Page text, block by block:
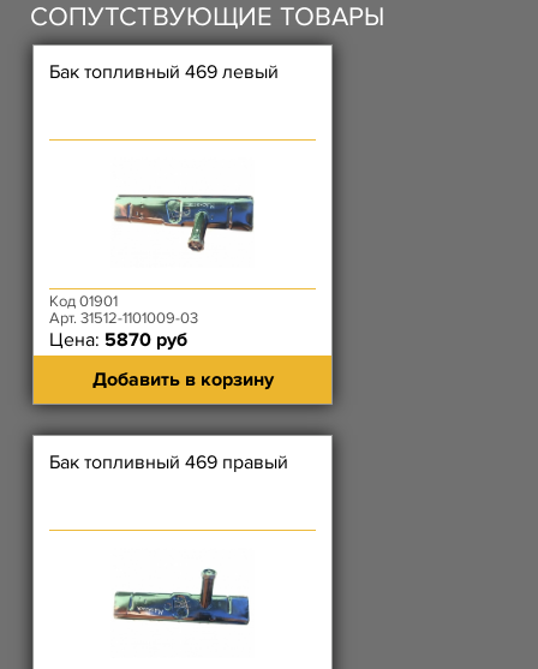
СОПУТСТВУЮЩИЕ ТОВАРЫ
Бак топливный 469 левый
Код 01901
Арт. 31512-1101009-03
Цена: 5870 руб
Добавить в корзину
Бак топливный 469 правый